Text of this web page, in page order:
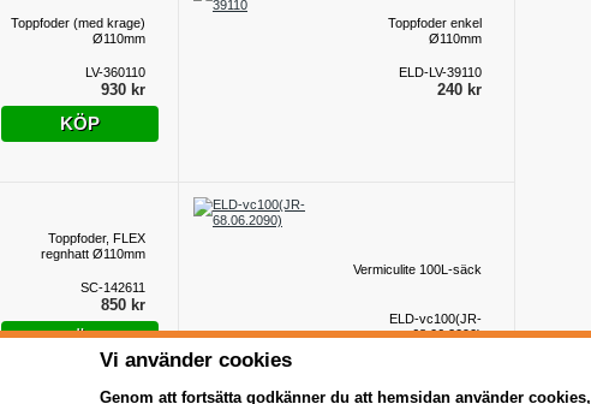
Toppfoder (med krage)
Ø110mm
LV-360110
930 kr
KÖP
Toppfoder enkel
Ø110mm
ELD-LV-39110
240 kr
Toppfoder, FLEX
regnhatt Ø110mm
SC-142611
850 kr
KÖP
Vermiculite 100L-säck
ELD-vc100(JR-
68.06.2090)
Vi använder cookies
Genom att fortsätta godkänner du att hemsidan använder cookies,